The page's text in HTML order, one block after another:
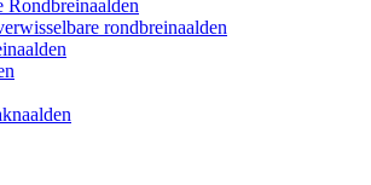
Rondbreinaalden
rondbreinaalden